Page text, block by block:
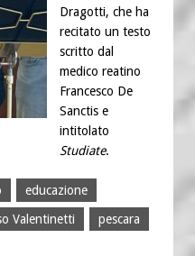
Dragotti, che ha
recitato un testo
scritto dal
medico reatino
Francesco De
Sanctis e
intitolato
Studiate.
educazione
Valentinetti
pescara